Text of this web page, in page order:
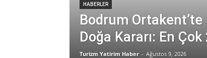
HABERLER
Bodrum
Doğa Kararı: En
Turizm Yatirim Haber - Ağustos 9, 2026